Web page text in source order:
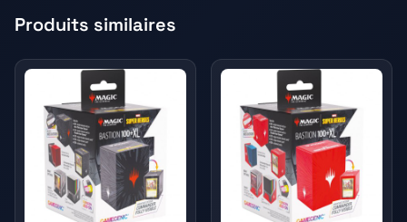
Produits similaires